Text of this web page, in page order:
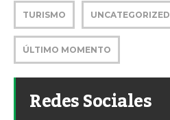
TURISMO UNCATEGORIZED
ÚLTIMO MOMENTO
Redes Sociales